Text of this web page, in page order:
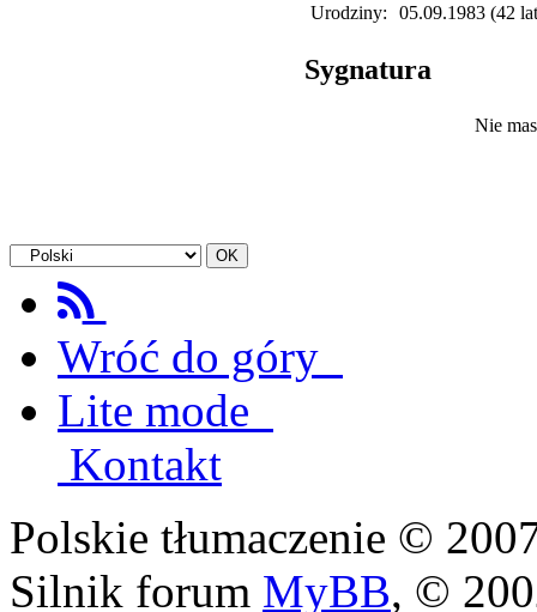
Urodziny: 05.09.1983 (42
Sygnatura
Nie
Wróć do góry
Lite mode
Kontakt
Polskie tłumaczenie ©
Silnik forum MyBB, ©